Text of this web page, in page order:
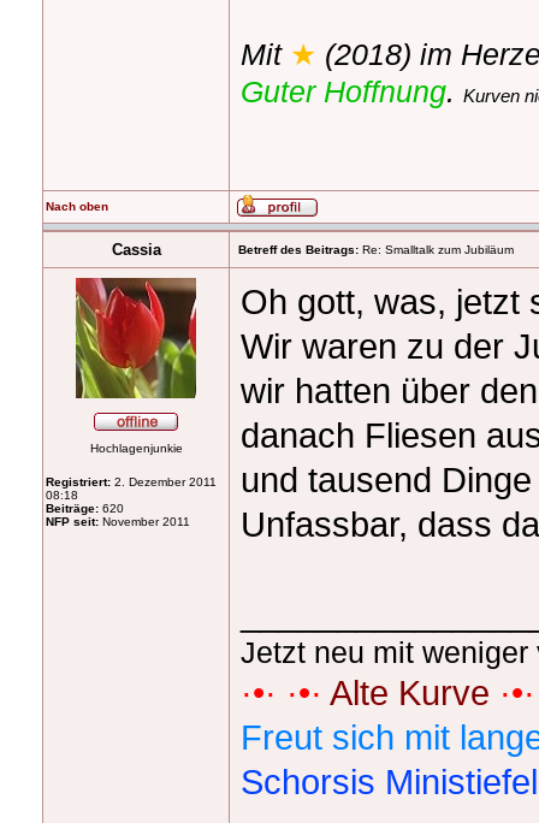
Mit ★ (2018) im
Guter Hoffnung. Kurven
Nach oben
Cassia Betreff des Beitrags: Re: Smalltalk zum Jubiläum
Hochlagenjunkie
Registriert: 2. Dezember 2011
08:18
Beiträge: 620
NFP seit: November 2011
Oh gott, was, jetzt
Wir waren zu der
wir hatten über
danach Fliesen
und tausend
Unfassbar, dass
Jetzt neu mit
·•· ·•· Alte Kurve
Freut sich mit
Schorsis